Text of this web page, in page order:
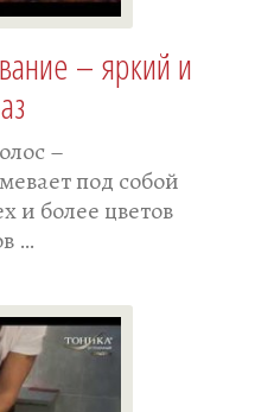
– яркий и
–
под собой
и более цветов
…